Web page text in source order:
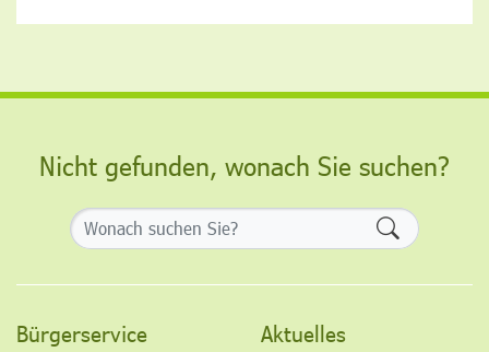
Nicht gefunden, wonach Sie suchen?
Bürgerservice Aktuelles